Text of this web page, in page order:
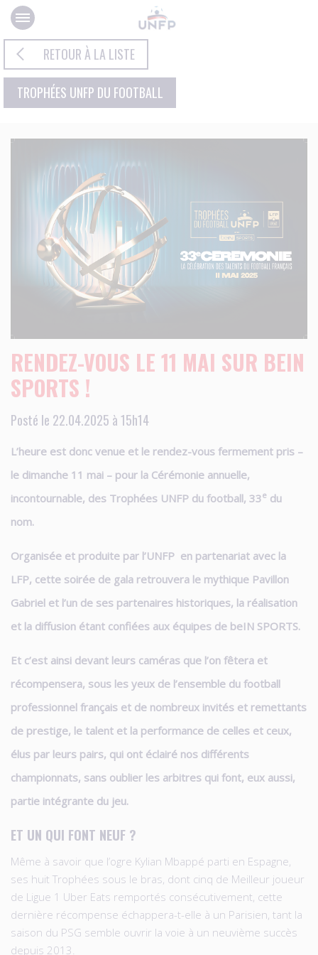
Panneau de gestion des cookies
RETOUR À LA LISTE
TROPHÉES UNFP DU FOOTBALL
RENDEZ-VOUS LE 11 MAI SUR BEIN
SPORTS !
Posté le 22.04.2025 à 15h14
L’heure est donc venue et le rendez-vous fermement pris –
le dimanche 11 mai – pour la Cérémonie annuelle,
incontournable, des Trophées UNFP du football, 33e du
nom.
Organisée et produite par l’UNFP en partenariat avec la
LFP, cette soirée de gala retrouvera le mythique Pavillon
Gabriel et l’un de ses partenaires historiques, la réalisation
et la diffusion étant confiées aux équipes de beIN SPORTS.
Et c’est ainsi devant leurs caméras que l’on fêtera et
récompensera, sous les yeux de l’ensemble du football
professionnel français et de nombreux invités et remettants
de prestige, le talent et la performance de celles et ceux,
élus par leurs pairs, qui ont éclairé nos différents
championnats, sans oublier les arbitres qui font, eux aussi,
partie intégrante du jeu.
ET UN QUI FONT NEUF ?
Même à savoir que l’ogre Kylian Mbappé parti en Espagne,
ses huit Trophées sous le bras, dont cinq de Meilleur joueur
de Ligue 1 Uber Eats remportés consécutivement, cette
dernière récompense échappera-t-elle à un Parisien, tant la
saison du PSG semble ouvrir la voie à un neuvième succès
depuis 2013.